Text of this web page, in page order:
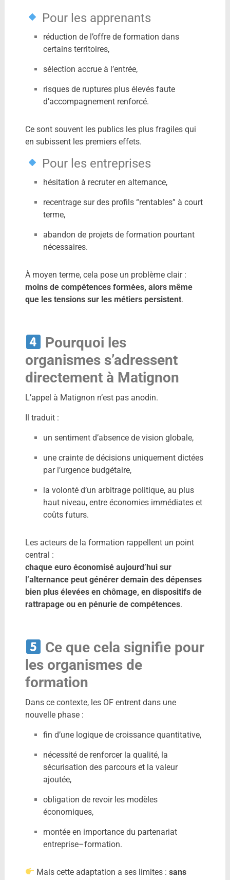
Pour les apprenants
réduction de l’offre de formation dans
certains territoires,
sélection accrue à l’entrée,
risques de ruptures plus élevés faute
d’accompagnement renforcé.
Ce sont souvent les publics les plus fragiles qui
en subissent les premiers effets.
Pour les entreprises
hésitation à recruter en alternance,
recentrage sur des profils “rentables” à court
terme,
abandon de projets de formation pourtant
nécessaires.
À moyen terme, cela pose un problème clair :
moins de compétences formées, alors même
que les tensions sur les métiers persistent.
Pourquoi les
organismes s’adressent
directement à Matignon
L’appel à Matignon n’est pas anodin.
Il traduit :
un sentiment d’absence de vision globale,
une crainte de décisions uniquement dictées
par l’urgence budgétaire,
la volonté d’un arbitrage politique, au plus
haut niveau, entre économies immédiates et
coûts futurs.
Les acteurs de la formation rappellent un point
central :
chaque euro économisé aujourd’hui sur
l’alternance peut générer demain des dépenses
bien plus élevées en chômage, en dispositifs de
rattrapage ou en pénurie de compétences.
Ce que cela signifie pour
les organismes de
formation
Dans ce contexte, les OF entrent dans une
nouvelle phase :
fin d’une logique de croissance quantitative,
nécessité de renforcer la qualité, la
sécurisation des parcours et la valeur
ajoutée,
obligation de revoir les modèles
économiques,
montée en importance du partenariat
entreprise–formation.
Mais cette adaptation a ses limites :sans